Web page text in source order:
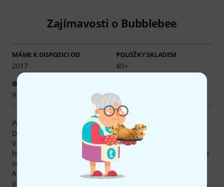
Zajímavosti o Bubblebee
MÁME K DISPOZICI OD
2017
POLOŽKY SKLADEM
40+
Ø DOSTUPNOST
97.25% (1 rok)
Produkty Bubblebee jsou hlavně Made in Lotyšsko a
Dánsko.
V obchodě Thomann najdete 53 produktů Bubblebee - z
toho 49 k dispozici skladem. Produkty Bubblebee nabízíme
od roku 2017.
Abychom naše zákazníky podrobně informovali také o
produktech Bubblebee, nabízíme Vám aktuálně 631 médií,